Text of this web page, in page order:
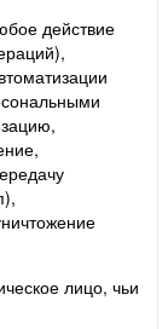
действие
лицо, чьи